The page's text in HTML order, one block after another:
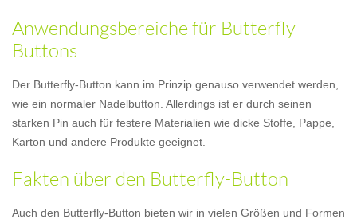
Anwendungsbereiche für Butterfly-
Buttons
Der Butterfly-Button kann im Prinzip genauso verwendet werden,
wie ein normaler Nadelbutton. Allerdings ist er durch seinen
starken Pin auch für festere Materialien wie dicke Stoffe, Pappe,
Karton und andere Produkte geeignet.
Fakten über den Butterfly-Button
Auch den Butterfly-Button bieten wir in vielen Größen und Formen